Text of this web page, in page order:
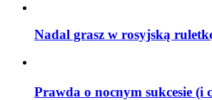
Nadal grasz w rosyjską
Prawda o nocnym sukcesie (i